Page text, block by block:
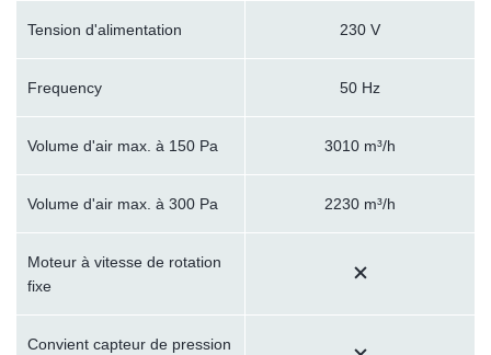
Tension d'alimentation 230 V
Frequency 50 Hz
Volume d'air max. à 150 Pa 3010 m³/h
Volume d'air max. à 300 Pa 2230 m³/h
Moteur à vitesse de rotation
fixe
Convient capteur de pression